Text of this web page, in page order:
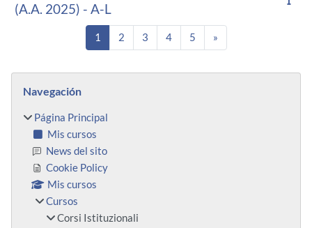
(A.A. 2025) - A-L
1 Página 1
2Página 2
3Página 3
4Página 4
5Página 5
»Siguiente página
Bloques
Navegación
Página Principal
Mis cursos
News del sito
Cookie Policy
Mis cursos
Cursos
Corsi Istituzionali